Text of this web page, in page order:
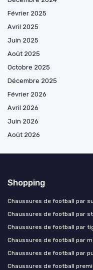
Février 2025
Avril 2025
Juin 2025
Août 2025
Octobre 2025
Décembre 2025
Février 2026
Avril 2026
Juin 2026
Août 2026
Shopping
Chaussures de football par
Chaussures de football par
Chaussures de football par
Chaussures de football par
Chaussures de football par
Chaussures de football